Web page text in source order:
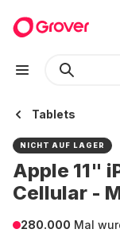
Tablets
NICHT AUF LAGER
Apple 11"
Cellular -
280.000 Mal